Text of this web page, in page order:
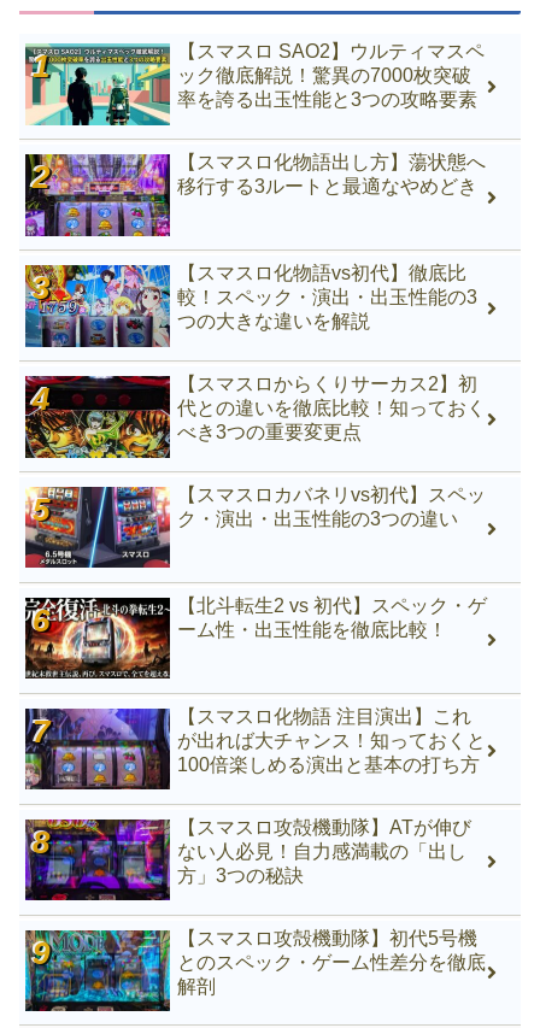
【スマスロ SAO2】ウルティマスペ
ック徹底解説！驚異の7000枚突破
率を誇る出玉性能と3つの攻略要素
【スマスロ化物語出し方】蕩状態へ
移行する3ルートと最適なやめどき
【スマスロ化物語vs初代】徹底比
較！スペック・演出・出玉性能の3
つの大きな違いを解説
【スマスロからくりサーカス2】初
代との違いを徹底比較！知っておく
べき3つの重要変更点
【スマスロカバネリvs初代】スペッ
ク・演出・出玉性能の3つの違い
【北斗転生2 vs 初代】スペック・ゲ
ーム性・出玉性能を徹底比較！
【スマスロ化物語 注目演出】これ
が出れば大チャンス！知っておくと
100倍楽しめる演出と基本の打ち方
【スマスロ攻殻機動隊】ATが伸び
ない人必見！自力感満載の「出し
方」3つの秘訣
【スマスロ攻殻機動隊】初代5号機
とのスペック・ゲーム性差分を徹底
解剖